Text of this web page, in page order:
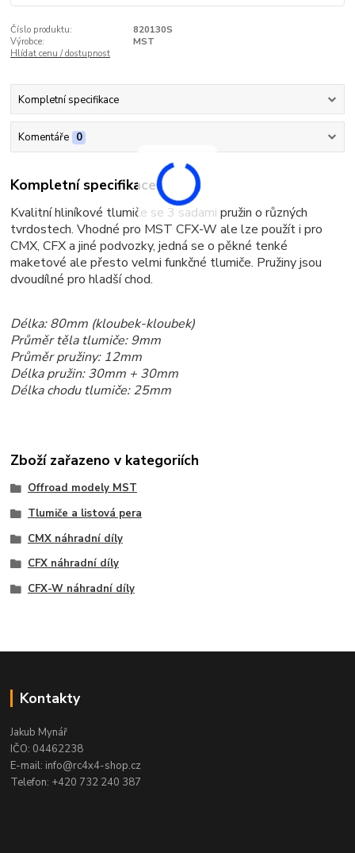
Číslo produktu:
820130S
Výrobce:
MST
Hlídat cenu / dostupnost
Kompletní specifikace
Komentáře 0
Kompletní specifikace
Kvalitní hliníkové tlumiče se 3 sadami pružin o různých
tvrdostech. Vhodné pro MST CFX-W ale lze použít i pro
CMX, CFX a jiné podvozky, jedná se o pěkné tenké
maketové ale přesto velmi funkčné tlumiče. Pružiny jsou
dvoudílné pro hladší chod.
Délka: 80mm (kloubek-kloubek)
Průměr těla tlumiče: 9mm
Průměr pružiny: 12mm
Délka pružin: 30mm + 30mm
Délka chodu tlumiče: 25mm
Zboží zařazeno v kategoriích
Offroad modely MST
Tlumiče a listová pera
CMX náhradní díly
CFX náhradní díly
CFX-W náhradní díly
Kontakty
Jakub Mynář
IČO: 04462238
E-mail: info@rc4x4-shop.cz
Telefon: +420 732 240 387